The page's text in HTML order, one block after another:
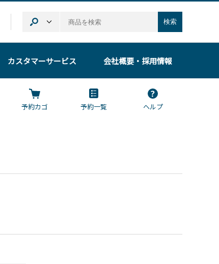
検索
カスタマーサービス 会社概要・採用情報
予約カゴ 予約一覧
ヘルプ